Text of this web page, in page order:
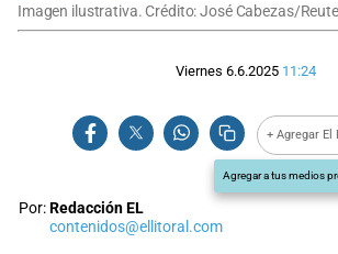
Imagen ilustrativa. Crédito: José Cabezas/
Viernes 6.6.2025 11:24
+ Agregar El
Agregar a tus medios
Por:Redacción EL
contenidos@ellitoral.com